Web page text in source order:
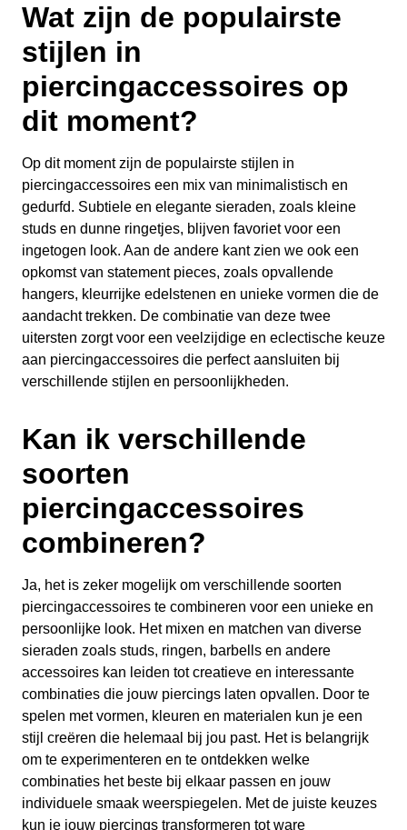
Wat zijn de populairste
stijlen in
piercingaccessoires op
dit moment?
Op dit moment zijn de populairste stijlen in
piercingaccessoires een mix van minimalistisch en
gedurfd. Subtiele en elegante sieraden, zoals kleine
studs en dunne ringetjes, blijven favoriet voor een
ingetogen look. Aan de andere kant zien we ook een
opkomst van statement pieces, zoals opvallende
hangers, kleurrijke edelstenen en unieke vormen die de
aandacht trekken. De combinatie van deze twee
uitersten zorgt voor een veelzijdige en eclectische keuze
aan piercingaccessoires die perfect aansluiten bij
verschillende stijlen en persoonlijkheden.
Kan ik verschillende
soorten
piercingaccessoires
combineren?
Ja, het is zeker mogelijk om verschillende soorten
piercingaccessoires te combineren voor een unieke en
persoonlijke look. Het mixen en matchen van diverse
sieraden zoals studs, ringen, barbells en andere
accessoires kan leiden tot creatieve en interessante
combinaties die jouw piercings laten opvallen. Door te
spelen met vormen, kleuren en materialen kun je een
stijl creëren die helemaal bij jou past. Het is belangrijk
om te experimenteren en te ontdekken welke
combinaties het beste bij elkaar passen en jouw
individuele smaak weerspiegelen. Met de juiste keuzes
kun je jouw piercings transformeren tot ware